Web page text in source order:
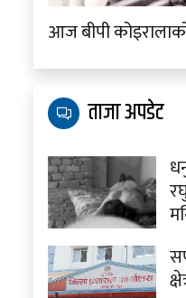
आज बीपी
ताजा अपडेट